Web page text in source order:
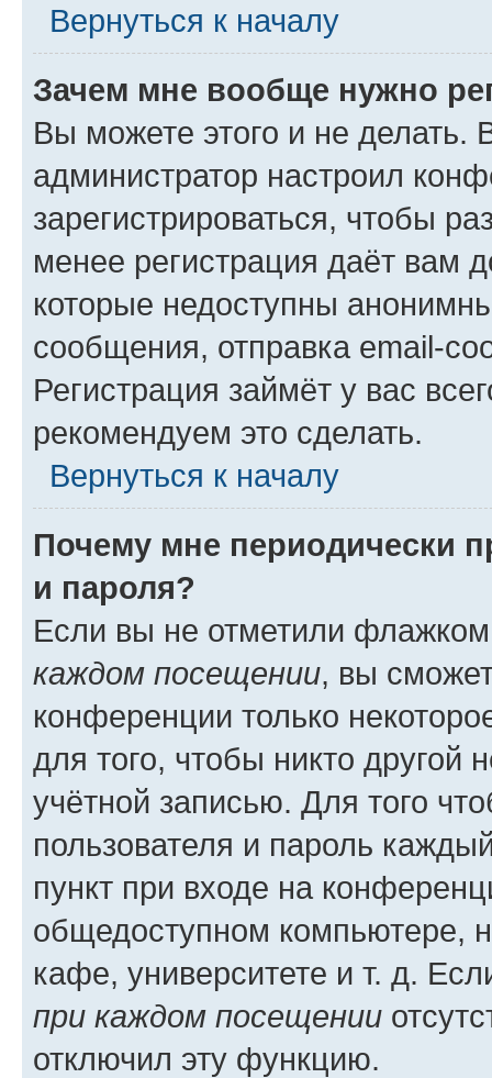
Вернуться к началу
Зачем мне вообще нужно
Вы можете этого и не делать.
администратор настроил
зарегистрироваться, чтобы
менее регистрация даёт вам
которые недоступны
сообщения, отправка email-
Регистрация займёт у вас
рекомендуем это сделать.
Вернуться к началу
Почему мне периодически
и пароля?
Если вы не отметили
каждом посещении, вы
конференции только
для того, чтобы никто другой
учётной записью. Для того
пользователя и пароль
пункт при входе на
общедоступном компьютере,
кафе, университете и т. д.
при каждом посещении
отключил эту функцию.